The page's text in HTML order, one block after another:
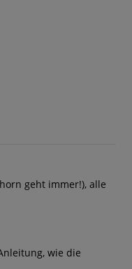
geht immer!), alle
wie die